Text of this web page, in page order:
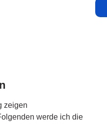
zeigen
werde ich die